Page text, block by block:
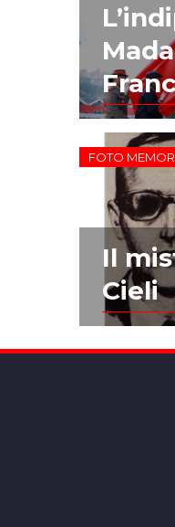
FOTO
Il
Cieli